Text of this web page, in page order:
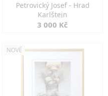
Petrovický Josef - Hrad
Karlštejn
3 000 Kč
NOVÉ